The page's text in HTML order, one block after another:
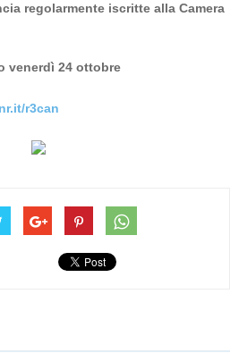
regolarmente iscritte alla Camera
venerdì 24 ottobre
r3can